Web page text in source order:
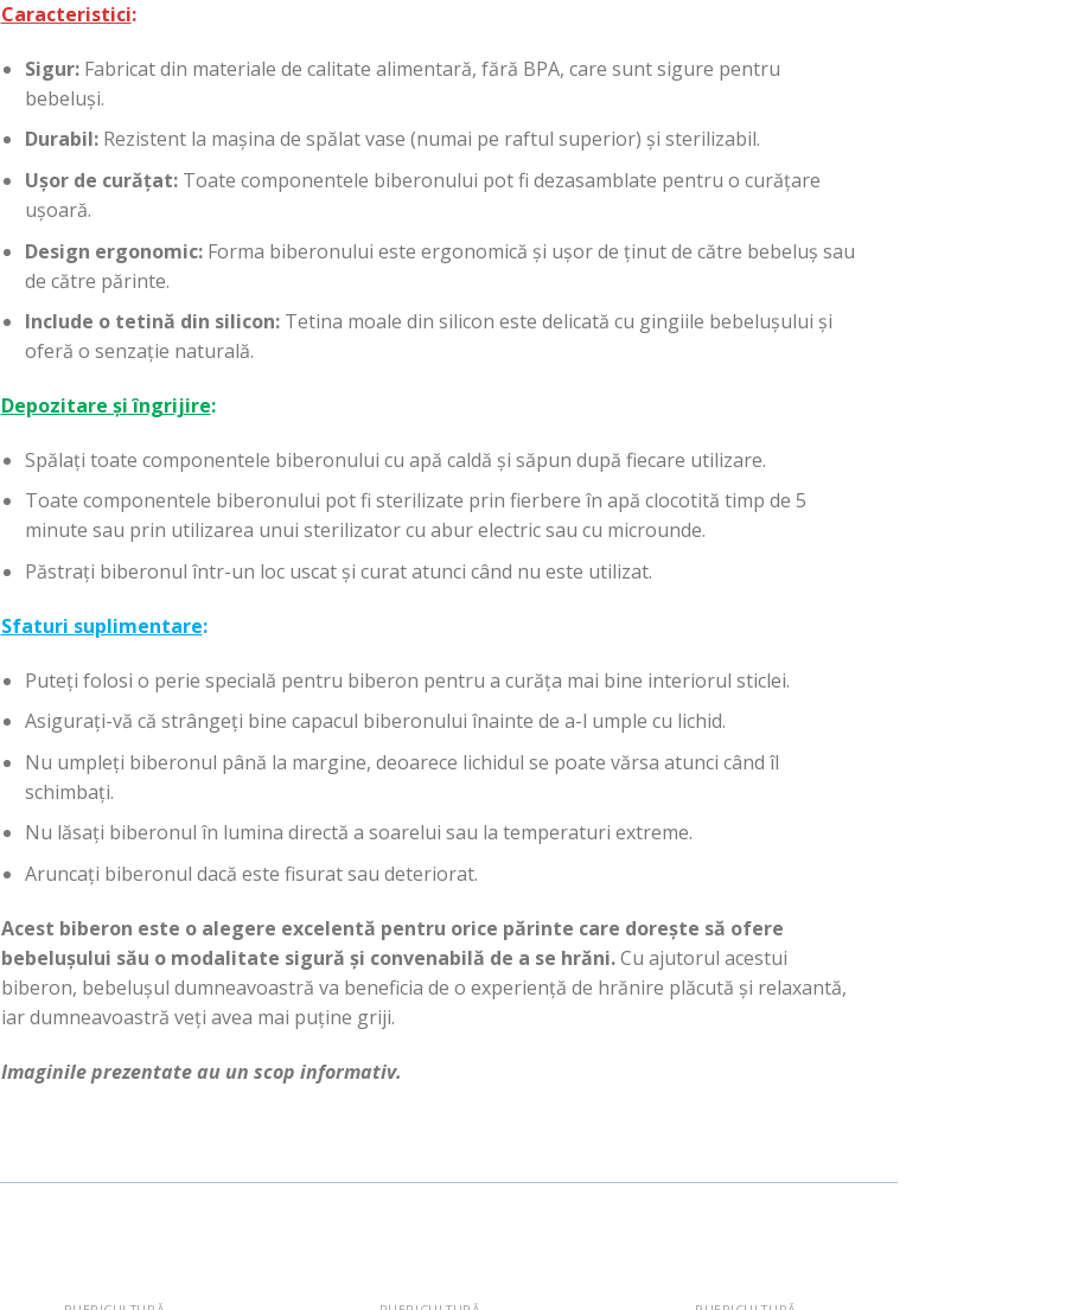
Caracteristici:
Sigur: Fabricat din materiale de calitate alimentară, fără BPA, care sunt sigure pentru
bebeluși.
Durabil: Rezistent la mașina de spălat vase (numai pe raftul superior) și sterilizabil.
Ușor de curățat: Toate componentele biberonului pot fi dezasamblate pentru o curățare
ușoară.
Design ergonomic: Forma biberonului este ergonomică și ușor de ținut de către bebeluș sau
de către părinte.
Include o tetină din silicon: Tetina moale din silicon este delicată cu gingiile bebelușului și
oferă o senzație naturală.
Depozitare și îngrijire:
Spălați toate componentele biberonului cu apă caldă și săpun după fiecare utilizare.
Toate componentele biberonului pot fi sterilizate prin fierbere în apă clocotită timp de 5
minute sau prin utilizarea unui sterilizator cu abur electric sau cu microunde.
Păstrați biberonul într-un loc uscat și curat atunci când nu este utilizat.
Sfaturi suplimentare:
Puteți folosi o perie specială pentru biberon pentru a curăța mai bine interiorul sticlei.
Asigurați-vă că strângeți bine capacul biberonului înainte de a-l umple cu lichid.
Nu umpleți biberonul până la margine, deoarece lichidul se poate vărsa atunci când îl
schimbați.
Nu lăsați biberonul în lumina directă a soarelui sau la temperaturi extreme.
Aruncați biberonul dacă este fisurat sau deteriorat.
Acest biberon este o alegere excelentă pentru orice părinte care dorește să ofere
bebelușului său o modalitate sigură și convenabilă de a se hrăni.Cu ajutorul acestui
biberon, bebelușul dumneavoastră va beneficia de o experiență de hrănire plăcută și relaxantă,
iar dumneavoastră veți avea mai puține griji.
Imaginile prezentate au un scop informativ.